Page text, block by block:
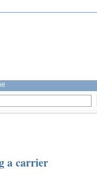
a carrier